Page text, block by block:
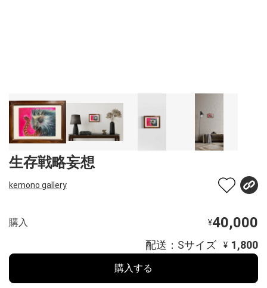
生存戦略妄想
kemono gallery
購入 ¥40,000
配送：Sサイズ ¥ 1,800
購入する